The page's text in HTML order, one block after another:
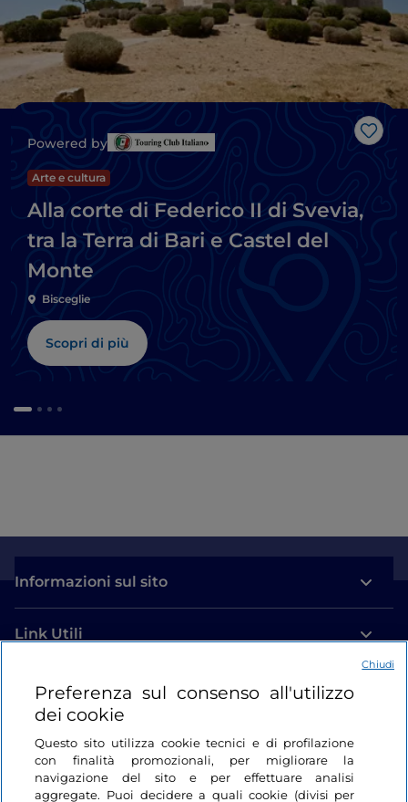
Like
Powered by
Arte e cultura
Alla corte di Federico II di Svevia,
tra la Terra di Bari e Castel del
Monte
Bisceglie
Scopri di più
Informazioni sul sito
Link Utili
Login
Restiamo in contatto
Preferenza sul consenso all'utilizzo
dei cookie
Questo sito utilizza cookie tecnici e di profilazione
con finalità promozionali, per migliorare la
navigazione del sito e per effettuare analisi
aggregate. Puoi decidere a quali cookie (divisi per
Chiudi